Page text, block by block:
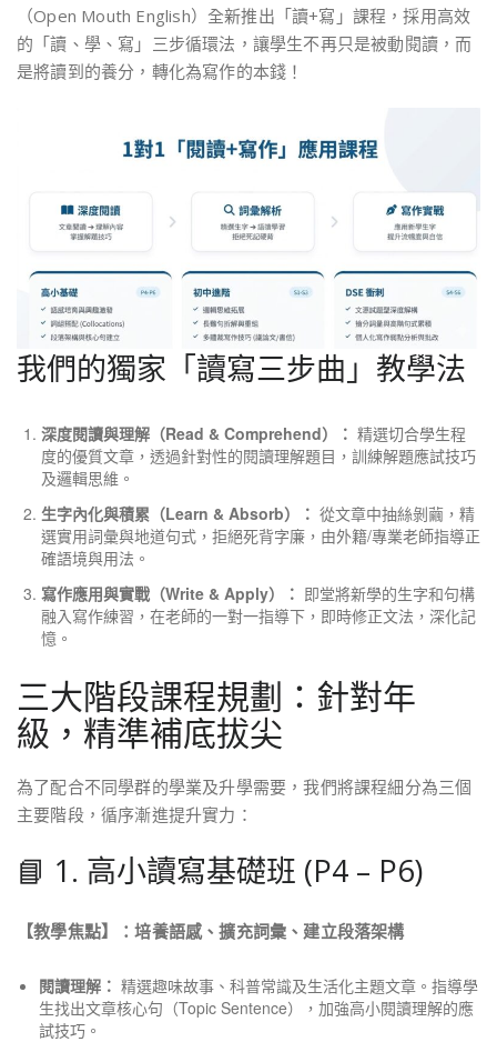
（Open Mouth English）全新推出「讀+寫」課程，採用高效
的「讀、學、寫」三步循環法，讓學生不再只是被動閱讀，而
是將讀到的養分，轉化為寫作的本錢！
我們的獨家「讀寫三步曲」教學法
深度閱讀與理解（Read & Comprehend）： 精選切合學生程
度的優質文章，透過針對性的閱讀理解題目，訓練解題應試技巧
及邏輯思維。
生字內化與積累（Learn & Absorb）： 從文章中抽絲剝繭，精
選實用詞彙與地道句式，拒絕死背字廉，由外籍/專業老師指導正
確語境與用法。
寫作應用與實戰（Write & Apply）： 即堂將新學的生字和句構
融入寫作練習，在老師的一對一指導下，即時修正文法，深化記
憶。
三大階段課程規劃：針對年
級，精準補底拔尖
為了配合不同學群的學業及升學需要，我們將課程細分為三個
主要階段，循序漸進提升實力：
📘 1. 高小讀寫基礎班 (P4 – P6)
【教學焦點】：培養語感、擴充詞彙、建立段落架構
閱讀理解： 精選趣味故事、科普常識及生活化主題文章。指導學
生找出文章核心句（Topic Sentence），加強高小閱讀理解的應
試技巧。